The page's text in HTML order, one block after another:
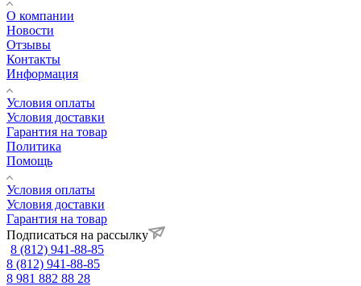
О компании
Новости
Отзывы
Контакты
Информация
Условия оплаты
Условия доставки
Гарантия на товар
Политика
Помощь
Условия оплаты
Условия доставки
Гарантия на товар
Подписаться на рассылку
8 (812) 941-88-85
8 (812) 941-88-85
8 981 882 88 28